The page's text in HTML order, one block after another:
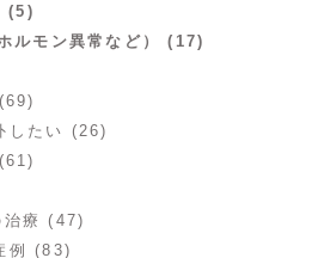
(5)
ルモン異常など） (17)
したい (26)
治療 (47)
例 (83)